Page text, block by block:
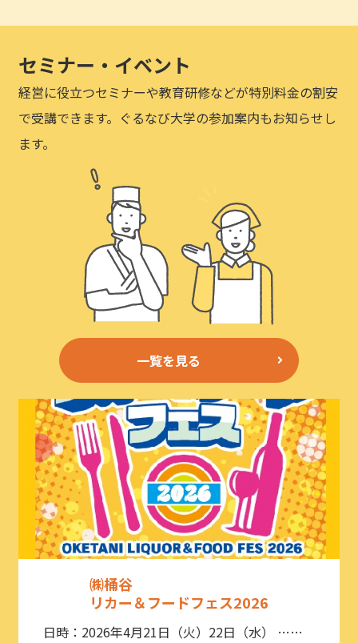
セミナー・イベント
経営に役立つセミナーや教育研修などが特別料金の割安
で受講できます。ぐるなび大学の参加案内もお知らせし
ます。
一覧を見る
㈱桶谷
リカー＆フードフェス2026
日時：2026年4月21日（火）22日（水） ……